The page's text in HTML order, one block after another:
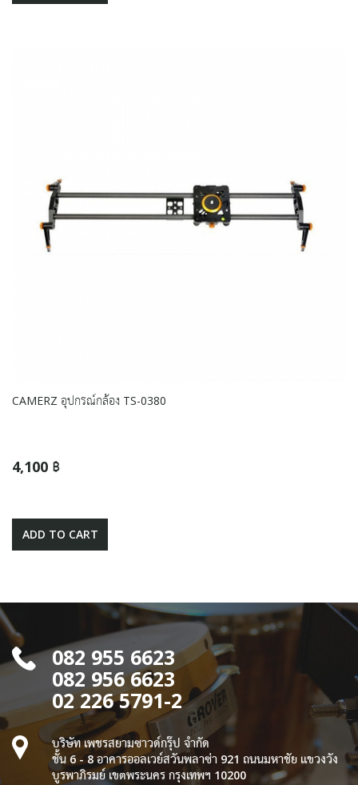
CAMERZ อุปกรณ์กล้อง TS-0380
4,100 ฿
ADD TO CART
082 955 6623
082 956 6623
02 226 5791-2
บริษัท เพชรสยามซาวด์กรุ๊ป จำกัด
ชั้น 6 - 8 อาคารออลเวย์สวันพลาซ่า 921 ถนนมหาชัย แขวงวัง
บูรพาภิรมย์ เขตพระนคร กรุงเทพฯ 10200